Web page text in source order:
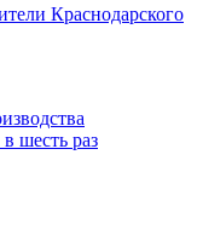
Краснодарского
шесть раз